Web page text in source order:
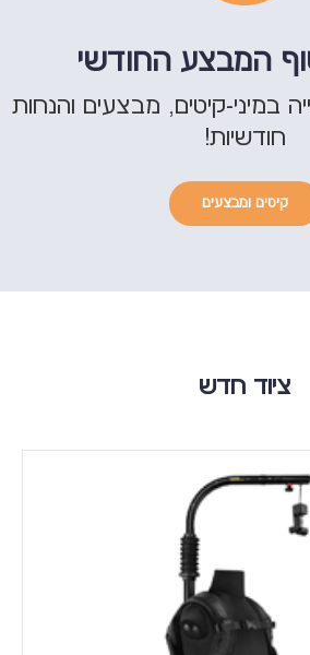
המבצע החודשי
במיני-קיטים, מבצעים והנחות
חודשיות!
קיטים ומבצעים
ציוד חדש